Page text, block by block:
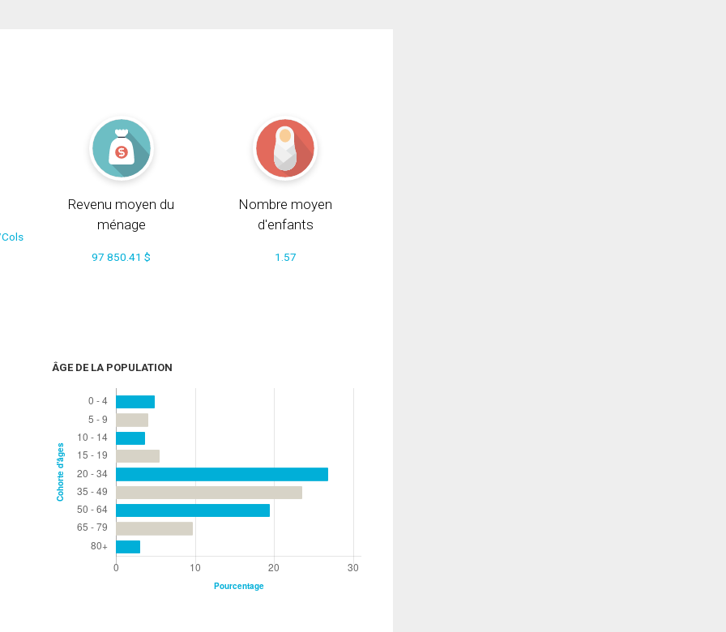
Revenu moyen du
ménage
97 850.41 $
Nombre moyen
d'enfants
1.57
ÂGE DE LA POPULATION